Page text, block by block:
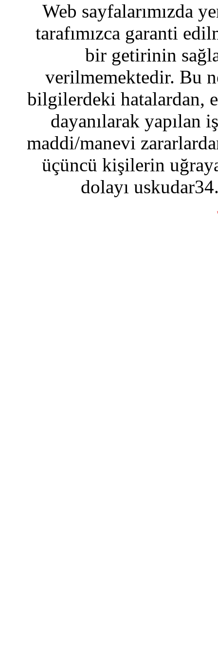
Web sayfalarımızda
tarafımızca garanti
bir getirinin
verilmemektedir. Bu
bilgilerdeki hatalardan,
dayanılarak yapılan
maddi/manevi
üçüncü kişilerin
dolayı